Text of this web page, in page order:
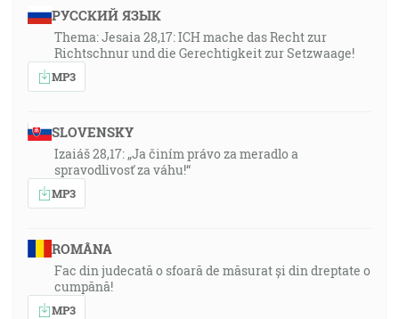
РУССКИЙ ЯЗЫК
Thema: Jesaia 28,17: ICH mache das Recht zur
Richtschnur und die Gerechtigkeit zur Setzwaage!
MP3
SLOVENSKY
Izaiáš 28,17: „Ja činím právo za meradlo a
spravodlivosť za váhu!“
MP3
ROMÂNA
Fac din judecată o sfoară de măsurat și din dreptate o
cumpănă!
MP3